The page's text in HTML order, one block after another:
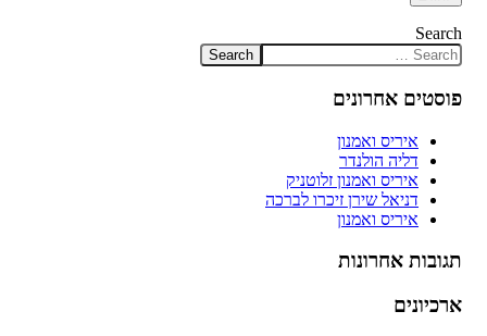
Search
פוסטים אחרונים
איריס ואמנון
דליה הולנדר
איריס ואמנון זלוטניק
דניאל שירן זיכרו לברכה
איריס ואמנון
תגובות אחרונות
ארכיונים